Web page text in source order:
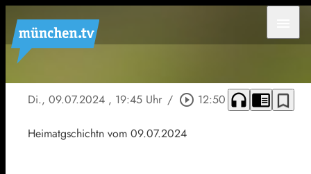
Di., 09.07.2024 , 19:45 Uhr / play_circle_outline 12:50 headphones chrome_reader_mode bookmark_border
Heimatgschichtn vom 09.07.2024